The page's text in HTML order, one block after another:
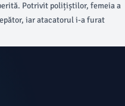
Potrivit polițiștilor, femeia a
iar atacatorul i-a furat